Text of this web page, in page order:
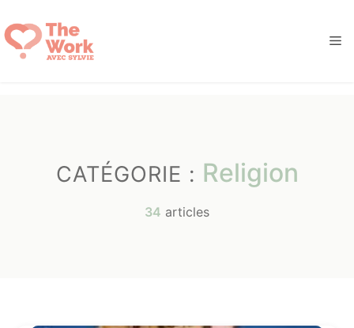
au
contenu
CATÉGORIE : Religion
34 articles